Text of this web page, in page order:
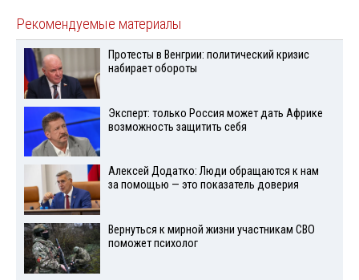
Рекомендуемые материалы
Протесты в Венгрии: политический кризис
набирает обороты
Эксперт: только Россия может дать Африке
возможность защитить себя
Алексей Додатко: Люди обращаются к нам
за помощью — это показатель доверия
Вернуться к мирной жизни участникам СВО
поможет психолог